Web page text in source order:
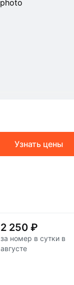
Узнать цены
2 250 ₽
за номер в сутки в
августе